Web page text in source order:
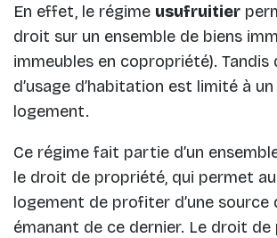
En effet, le régime usufruitier
droit sur un ensemble de biens
immeubles en copropriété). Tandis
d’usage d’habitation est limité à un
logement.
Ce régime fait partie d’un
le droit de propriété, qui permet au
logement de profiter d’une source
émanant de ce dernier. Le droit de